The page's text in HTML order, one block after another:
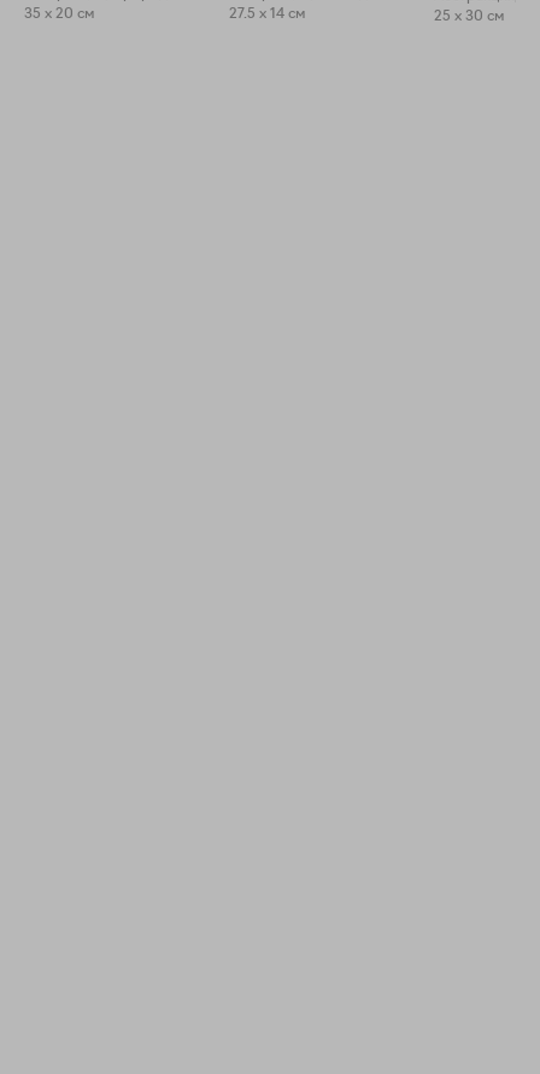
35 x 20 см
27.5 x 14 см
25 x 30 см